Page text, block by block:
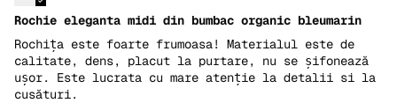
Rochie eleganta midi din bumbac organic bleumarin
Rochița este foarte frumoasa! Materialul este de
calitate, dens, placut la purtare, nu se șifonează
ușor. Este lucrata cu mare atenție la detalii si la
cusături.